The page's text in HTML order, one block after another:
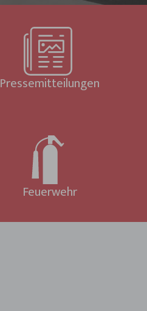
Pressemitteilungen
Feuerwehr